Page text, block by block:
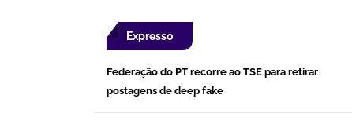
Expresso
Federação do PT recorre ao TSE para retirar
postagens de deep fake